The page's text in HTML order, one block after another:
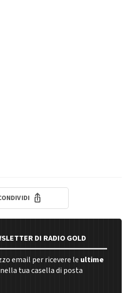
DI RADIO GOLD
email per ricevere le ultime
tua casella di posta